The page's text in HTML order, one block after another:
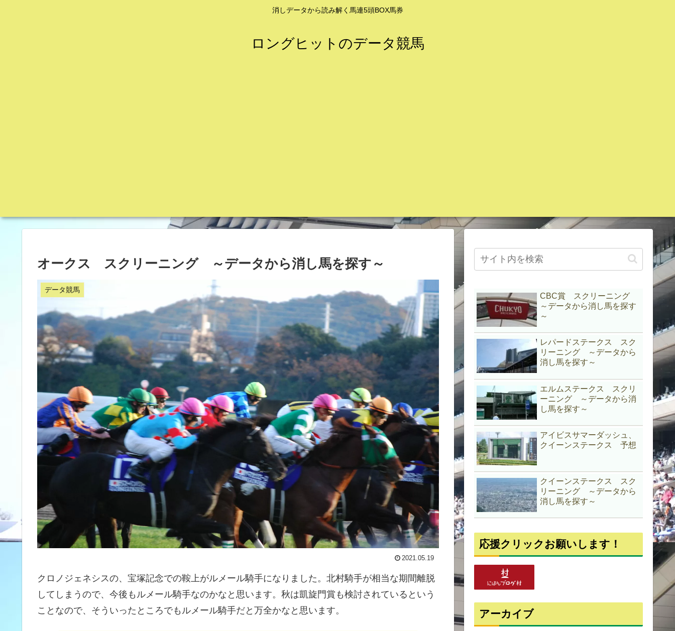
消しデータから読み解く馬連5頭BOX馬券
ロングヒットのデータ競馬
オークス スクリーニング ～データから消し馬を探す～
データ競馬
2021.05.19
クロノジェネシスの、宝塚記念での鞍上がルメール騎手になりました。北村騎手が相当な期間離脱
してしまうので、今後もルメール騎手なのかなと思います。秋は凱旋門賞も検討されているという
ことなので、そういったところでもルメール騎手だと万全かなと思います。
CBC賞 スクリーニング
～データから消し馬を探す
～
レパードステークス スク
リーニング ～データから
消し馬を探す～
エルムステークス スクリ
ーニング ～データから消
し馬を探す～
アイビスサマーダッシュ、
クイーンステークス 予想
クイーンステークス スク
リーニング ～データから
消し馬を探す～
応援クリックお願いします！
アーカイブ